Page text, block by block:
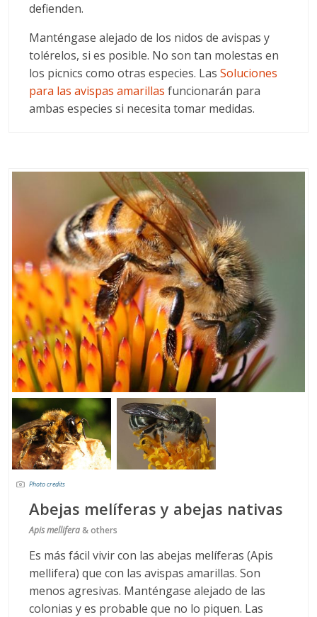
defienden.
Manténgase alejado de los nidos de avispas y
tolérelos, si es posible. No son tan molestas en
los picnics como otras especies. Las Soluciones
para las avispas amarillas funcionarán para
ambas especies si necesita tomar medidas.
Photo credits
Abejas melíferas y abejas nativas
Apis mellifera& others
Es más fácil vivir con las abejas melíferas (Apis
mellifera) que con las avispas amarillas. Son
menos agresivas. Manténgase alejado de las
colonias y es probable que no lo piquen. Las